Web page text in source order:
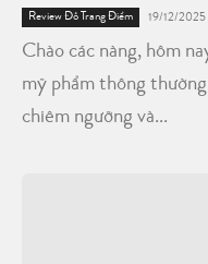
Review Đồ Trang Điểm 19/12/2025
Chào các nàng, hôm
mỹ phẩm thông
chiêm ngưỡng và...